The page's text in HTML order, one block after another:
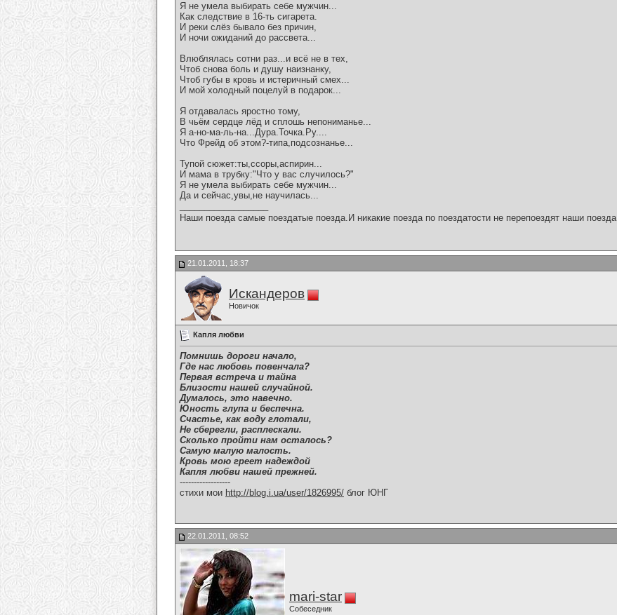
Я не умела выбирать себе мужчин...
Как следствие в 16-ть сигарета.
И реки слёз бывало без причин,
И ночи ожиданий до рассвета...
Влюблялась сотни раз...и всё не в тех,
Чтоб снова боль и душу наизнанку,
Чтоб губы в кровь и истеричный смех...
И мой холодный поцелуй в подарок...
Я отдавалась яростно тому,
В чьём сердце лёд и сплошь непониманье...
Я а-но-ма-ль-на...Дура.Точка.Ру....
Что Фрейд об этом?-типа,подсознанье...
Тупой сюжет:ты,ссоры,аспирин...
И мама в трубку:"Что у вас случилось?"
Я не умела выбирать себе мужчин...
Да и сейчас,увы,не научилась...
Наши поезда самые поездатые поезда.И никакие поезда по поездатости не перепоездят наши поезда.
21.01.2011, 18:37
Искандеров
Новичок
Капля любви
Помнишь дороги начало,
Где нас любовь повенчала?
Первая встреча и тайна
Близости нашей случайной.
Думалось, это навечно.
Юность глупа и беспечна.
Счастье, как воду глотали,
Не сберегли, расплескали.
Сколько пройти нам осталось?
Самую малую малость.
Кровь мою греет надеждой
Капля любви нашей прежней.
------------------
стихи мои http://blog.i.ua/user/1826995/ блог ЮНГ
22.01.2011, 08:52
mari-star
Собеседник